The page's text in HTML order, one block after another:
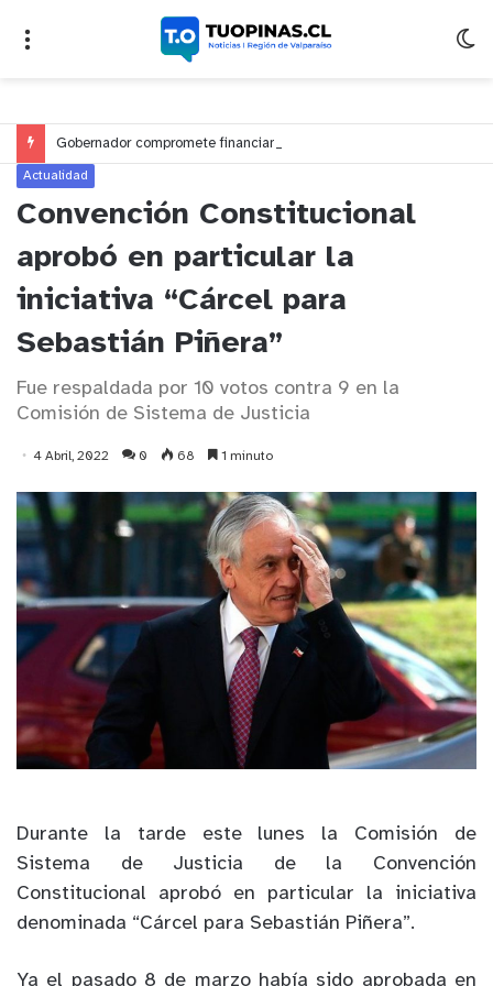
Actualidad
Convención Constitucional
aprobó en particular la
iniciativa “Cárcel para
Sebastián Piñera”
Fue respaldada por 10 votos contra 9 en la
Comisión de Sistema de Justicia
4 Abril, 2022 0 68 1 minuto
Durante la tarde este lunes la Comisión de
Sistema de Justicia de la Convención
Constitucional aprobó en particular la iniciativa
denominada “Cárcel para Sebastián Piñera”.
Ya el pasado 8 de marzo había sido aprobada en